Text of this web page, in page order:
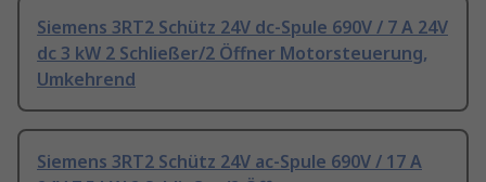
Siemens 3RT2 Schütz 24V dc-Spule 690V / 7 A 24V
dc 3 kW 2 Schließer/2 Öffner Motorsteuerung,
Umkehrend
Siemens 3RT2 Schütz 24V ac-Spule 690V / 17 A